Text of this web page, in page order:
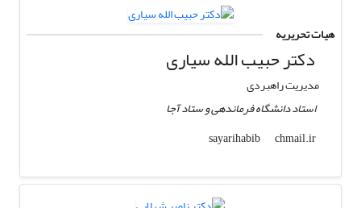
هیات تحریریه
دکتر حبیب الله سیاری
مدیریت راهبردی
استاد دانشگاه فرماندهی و ستاد آجا
sayarihabib
chmail.ir